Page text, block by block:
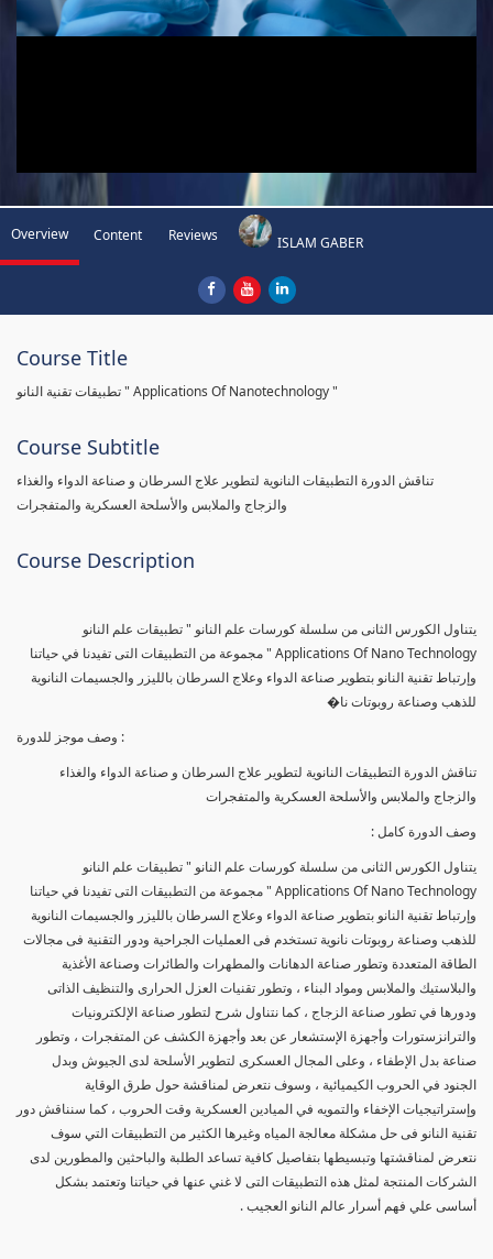
Overview Content Reviews ISLAM GABER
Course Title
تطبيقات تقنية النانو " Applications Of Nanotechnology "
Course Subtitle
تناقش الدورة التطبيقات النانوية لتطوير علاج السرطان و صناعة الدواء والغذاء
والزجاج والملابس والأسلحة العسكرية والمتفجرات
Course Description
يتناول الكورس الثانى من سلسلة كورسات علم النانو " تطبيقات علم النانو
Applications Of Nano Technology " مجموعة من التطبيقات التى تفيدنا في حياتنا
وإرتباط تقنية النانو بتطوير صناعة الدواء وعلاج السرطان بالليزر والجسيمات النانوية
للذهب وصناعة روبوتات نا�
وصف موجز للدورة :
تناقش الدورة التطبيقات النانوية لتطوير علاج السرطان و صناعة الدواء والغذاء
والزجاج والملابس والأسلحة العسكرية والمتفجرات
وصف الدورة كامل :
يتناول الكورس الثانى من سلسلة كورسات علم النانو " تطبيقات علم النانو
Applications Of Nano Technology " مجموعة من التطبيقات التى تفيدنا في حياتنا
وإرتباط تقنية النانو بتطوير صناعة الدواء وعلاج السرطان بالليزر والجسيمات النانوية
للذهب وصناعة روبوتات نانوية تستخدم فى العمليات الجراحية ودور التقنية فى مجالات
الطاقة المتعددة وتطور صناعة الدهانات والمطهرات والطائرات وصناعة الأغذية
والبلاستيك والملابس ومواد البناء ، وتطور تقنيات العزل الحرارى والتنظيف الذاتى
ودورها في تطور صناعة الزجاج ، كما نتناول شرح لتطور صناعة الإلكترونيات
والترانزستورات وأجهزة الإستشعار عن بعد وأجهزة الكشف عن المتفجرات ، وتطور
صناعة بدل الإطفاء ، وعلى المجال العسكرى لتطوير الأسلحة لدى الجيوش وبدل
الجنود في الحروب الكيميائية ، وسوف نتعرض لمناقشة حول طرق الوقاية
وإستراتيجيات الإخفاء والتمويه في الميادين العسكرية وقت الحروب ، كما سنناقش دور
تقنية النانو فى حل مشكلة معالجة المياه وغيرها الكثير من التطبيقات التي سوف
نتعرض لمناقشتها وتبسيطها بتفاصيل كافية تساعد الطلبة والباحثين والمطورين لدى
الشركات المنتجة لمثل هذه التطبيقات التى لا غني عنها في حياتنا وتعتمد بشكل
أساسى علي فهم أسرار عالم النانو العجيب .